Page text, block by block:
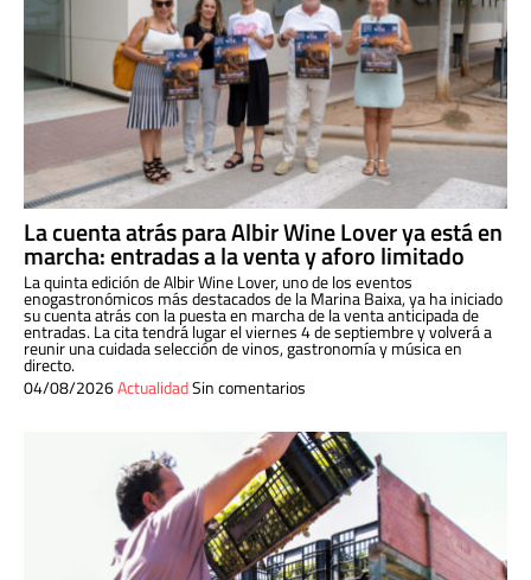
La cuenta atrás para Albir Wine Lover ya está en
marcha: entradas a la venta y aforo limitado
La quinta edición de Albir Wine Lover, uno de los eventos
enogastronómicos más destacados de la Marina Baixa, ya ha iniciado
su cuenta atrás con la puesta en marcha de la venta anticipada de
entradas. La cita tendrá lugar el viernes 4 de septiembre y volverá a
reunir una cuidada selección de vinos, gastronomía y música en
directo.
04/08/2026ActualidadSin comentarios